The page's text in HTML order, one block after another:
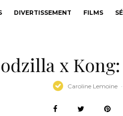
DIVERTISSEMENT FILMS
x
Caroline Lemoine ·